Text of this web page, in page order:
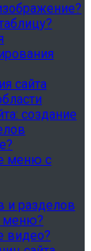
сайта
создание
меню с
и разделов
меню?
видео?